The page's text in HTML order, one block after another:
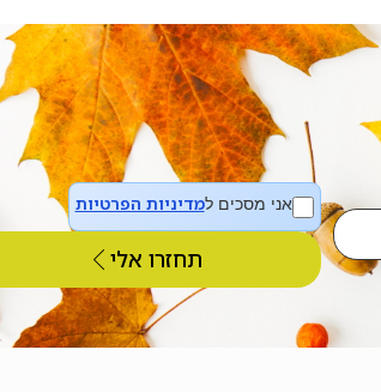
אני מסכים למדיניות הפרטיות
תחזרו אלי